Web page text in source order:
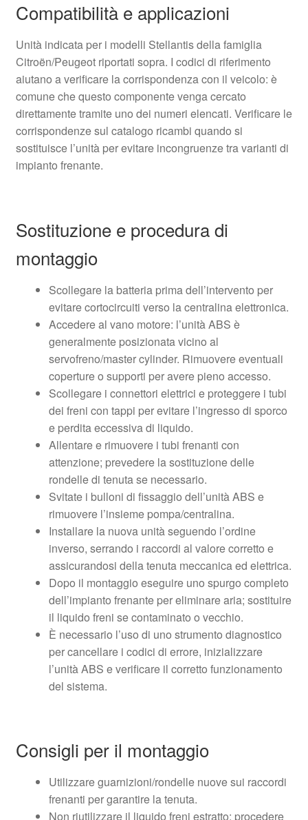
Compatibilità e applicazioni
Unità indicata per i modelli Stellantis della famiglia
Citroën/Peugeot riportati sopra. I codici di riferimento
aiutano a verificare la corrispondenza con il veicolo: è
comune che questo componente venga cercato
direttamente tramite uno dei numeri elencati. Verificare le
corrispondenze sul catalogo ricambi quando si
sostituisce l’unità per evitare incongruenze tra varianti di
impianto frenante.
Sostituzione e procedura di
montaggio
Scollegare la batteria prima dell’intervento per
evitare cortocircuiti verso la centralina elettronica.
Accedere al vano motore: l’unità ABS è
generalmente posizionata vicino al
servofreno/master cylinder. Rimuovere eventuali
coperture o supporti per avere pieno accesso.
Scollegare i connettori elettrici e proteggere i tubi
dei freni con tappi per evitare l’ingresso di sporco
e perdita eccessiva di liquido.
Allentare e rimuovere i tubi frenanti con
attenzione; prevedere la sostituzione delle
rondelle di tenuta se necessario.
Svitate i bulloni di fissaggio dell’unità ABS e
rimuovere l’insieme pompa/centralina.
Installare la nuova unità seguendo l’ordine
inverso, serrando i raccordi al valore corretto e
assicurandosi della tenuta meccanica ed elettrica.
Dopo il montaggio eseguire uno spurgo completo
dell’impianto frenante per eliminare aria; sostituire
il liquido freni se contaminato o vecchio.
È necessario l’uso di uno strumento diagnostico
per cancellare i codici di errore, inizializzare
l’unità ABS e verificare il corretto funzionamento
del sistema.
Consigli per il montaggio
Utilizzare guarnizioni/rondelle nuove sui raccordi
frenanti per garantire la tenuta.
Non riutilizzare il liquido freni estratto: procedere